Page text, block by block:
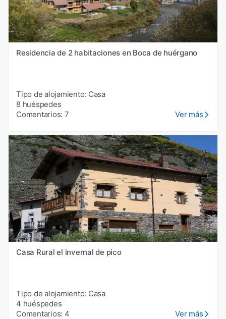
Residencia de 2 habitaciones en Boca de huérgano
Tipo de alojamiento: Casa
8 huéspedes
Comentarios: 7
Ver más
Casa Rural el invernal de pico
Tipo de alojamiento: Casa
4 huéspedes
Comentarios: 4
Ver más